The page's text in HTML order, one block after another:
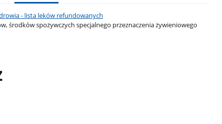
- lista leków refundowanych
środków spożywczych specjalnego przeznaczenia żywieniowego